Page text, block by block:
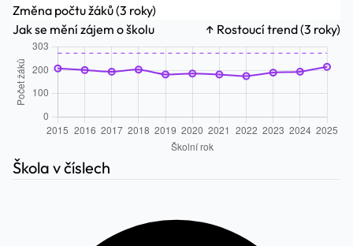
Změna počtu žáků (3 roky)
Jak se mění zájem o školu
↑ Rostoucí trend (3 roky)
Škola v číslech